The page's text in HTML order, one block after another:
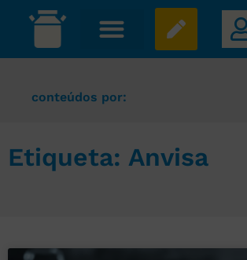
conteúdos por:
Etiqueta: Anvisa